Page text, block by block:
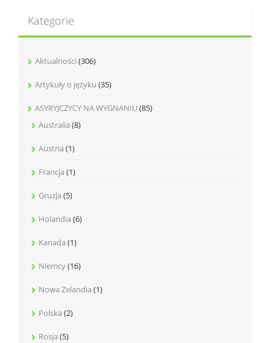
Kategorie
Aktualności (306)
Artykuły o języku (35)
ASYRYJCZYCY NA WYGNANIU(85)
Australia (8)
Austria (1)
Francja (1)
Gruzja (5)
Holandia (6)
Kanada (1)
Niemcy(16)
Nowa Zelandia (1)
Polska (2)
Rosja (5)